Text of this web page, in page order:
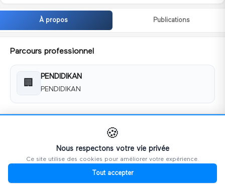
À propos Publications
Parcours professionnel
🏢
PENDIDIKAN
PENDIDIKAN
lieyna1984@gmail.com
📱 0179907659
🍪
Nous respectons votre vie privée
Ce site utilise des cookies pour améliorer votre expérience.
Tout accepter